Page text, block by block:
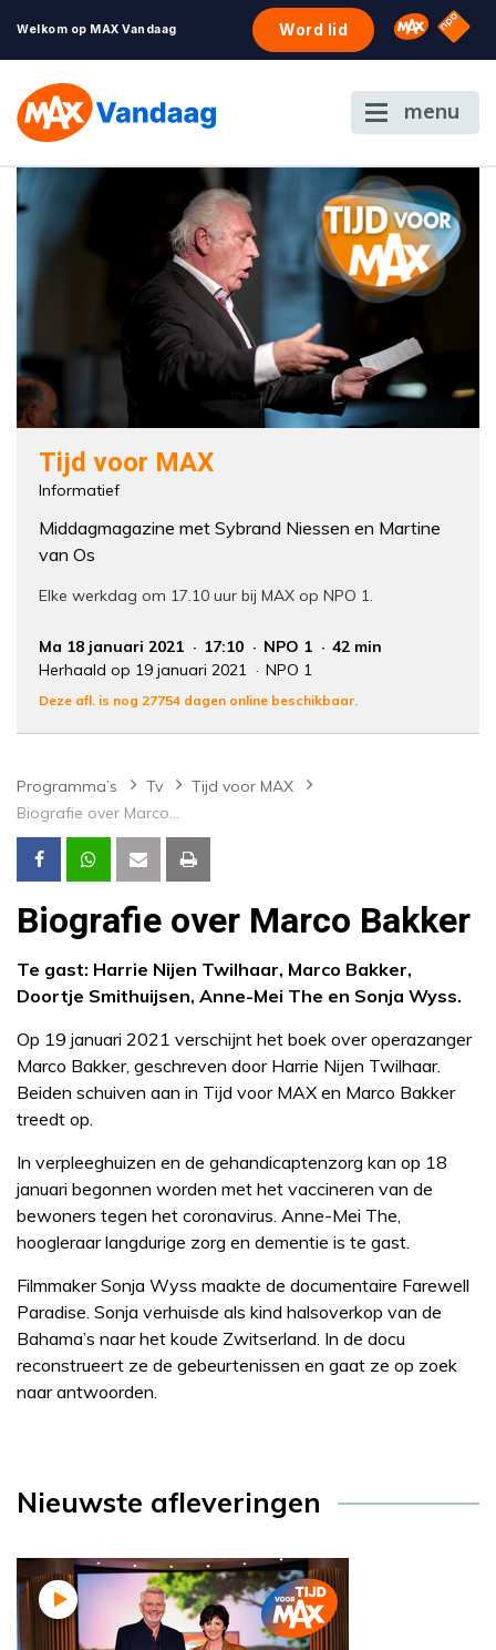
Welkom op MAX Vandaag Word lid Omroep
NPO
menu
Tijd voor MAX
Informatief
Middagmagazine met Sybrand Niessen en Martine
van Os
Elke werkdag om 17.10 uur bij MAX op NPO 1.
Ma 18 januari 2021 17:10 NPO 1
42 min
Herhaald op 19 januari 2021
NPO 1
Deze afl. is nog 27754 dagen online beschikbaar.
Programma’s Tv
Tijd voor MAX
Biografie over Marco Bakker
Biografie over Marco Bakker
Te gast: Harrie Nijen Twilhaar, Marco Bakker,
Doortje Smithuijsen, Anne-Mei The en Sonja Wyss.
Op 19 januari 2021 verschijnt het boek over operazanger
Marco Bakker, geschreven door Harrie Nijen Twilhaar.
Beiden schuiven aan in Tijd voor MAX en Marco Bakker
treedt op.
In verpleeghuizen en de gehandicaptenzorg kan op 18
januari begonnen worden met het vaccineren van de
bewoners tegen het coronavirus. Anne-Mei The,
hoogleraar langdurige zorg en dementie is te gast.
Filmmaker Sonja Wyss maakte de documentaire Farewell
Paradise. Sonja verhuisde als kind halsoverkop van de
Bahama’s naar het koude Zwitserland. In de docu
reconstrueert ze de gebeurtenissen en gaat ze op zoek
naar antwoorden.
Nieuwste afleveringen